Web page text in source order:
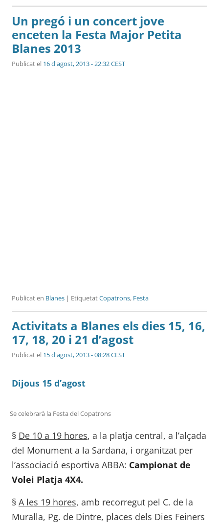
Un pregó i un concert jove
enceten la Festa Major Petita
Blanes 2013
Publicat el 16 d'agost, 2013 - 22:32 CEST
Publicat en Blanes | EtiquetatCopatrons, Festa
Activitats a Blanes els dies 15, 16,
17, 18, 20 i 21 d’agost
Publicat el 15 d'agost, 2013 - 08:28 CEST
Dijous 15 d’agost
Se celebrarà la Festa del Copatrons
§ De 10 a 19 hores, a la platja central, a l’alçada
del Monument a la Sardana, i organitzat per
l’associació esportiva ABBA: Campionat de
Volei Platja 4X4.
§ A les 19 hores, amb recorregut pel C. de la
Muralla, Pg. de Dintre, places dels Dies Feiners